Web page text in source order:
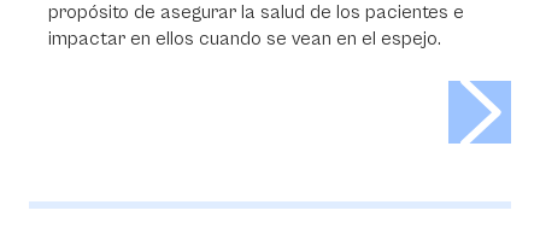
propósito de asegurar la salud de los pacientes e
impactar en ellos cuando se vean en el espejo.